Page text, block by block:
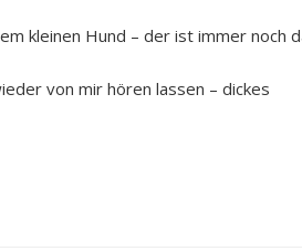
kleinen Hund – der ist immer noch
von mir hören lassen – dickes